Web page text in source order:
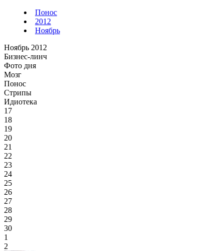
Понос
2012
Ноябрь
Ноябрь 2012
Бизнес-линч
Фото дня
Мозг
Понос
Стрипы
Идиотека
17
18
19
20
21
22
23
24
25
26
27
28
29
30
1
2